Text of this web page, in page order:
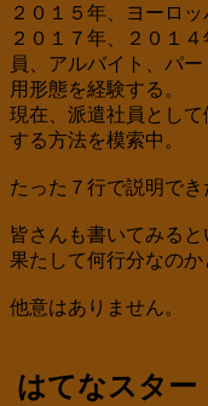
２０１５年、ヨーロ
２０１７年、２０１
員、アルバイト、パ
用形態を経験する。
現在、派遣社員とし
する方法を模索中。
たった７行で説明でき
皆さんも書いてみる
果たして何行分なのか
他意はありません。
はてなスター